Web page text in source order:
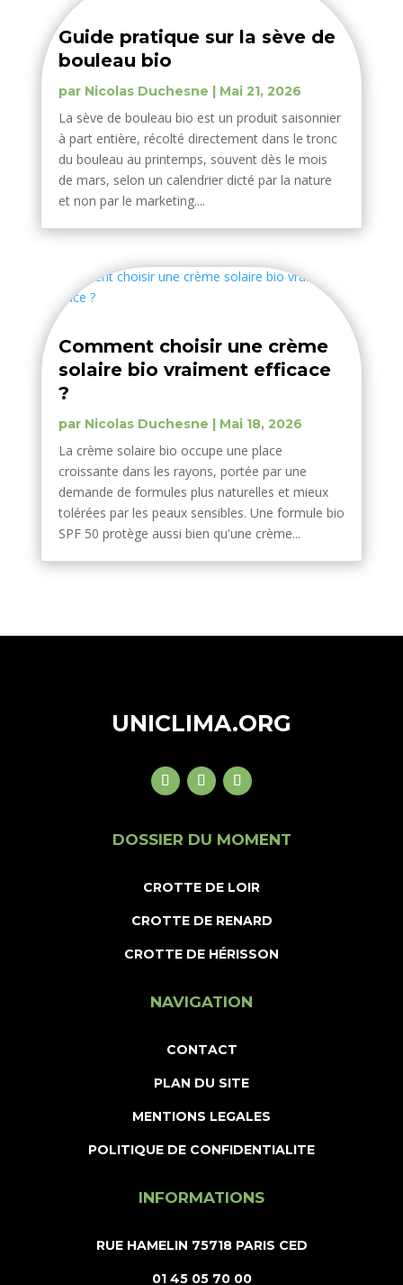
Guide pratique sur la sève de
bouleau bio
par Nicolas Duchesne | Mai 21, 2026
La sève de bouleau bio est un produit saisonnier
à part entière, récolté directement dans le tronc
du bouleau au printemps, souvent dès le mois
de mars, selon un calendrier dicté par la nature
et non par le marketing....
Comment choisir une crème
solaire bio vraiment efficace
?
par Nicolas Duchesne Mai 18, 2026
La crème solaire bio occupe une place
croissante dans les rayons, portée par une
demande de formules plus naturelles et mieux
tolérées par les peaux sensibles. Une formule bio
SPF 50 protège aussi bien qu'une crème...
UNICLIMA.ORG
DOSSIER DU MOMENT
CROTTE DE LOIR
CROTTE DE RENARD
CROTTE DE HÉRISSON
NAVIGATION
CONTACT
PLAN DU SITE
MENTIONS LEGALES
POLITIQUE DE CONFIDENTIALITE
INFORMATIONS
RUE HAMELIN 75718 PARIS CED
01 45 05 70 00